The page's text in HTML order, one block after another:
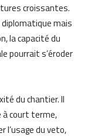
croissantes.
diplomatique mais
la capacité du
pourrait s’éroder
du chantier. Il
court terme,
l’usage du veto,